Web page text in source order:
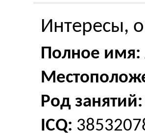
Интересы,
Полное имя:
Род занятий:
ICQ: